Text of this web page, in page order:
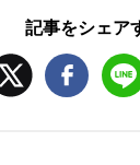
記事をシェア